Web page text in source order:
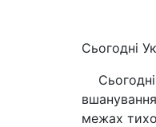
Сьогодні
межах